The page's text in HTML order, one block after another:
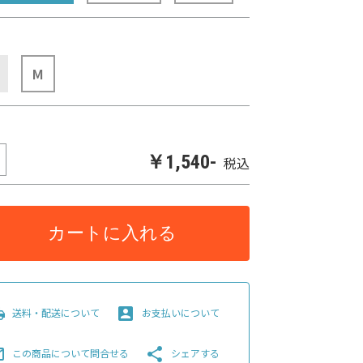
M
￥1,540- 税込
カートに入れる
送料・配送について account_box お支払いについて
この商品について問合せる share シェアする